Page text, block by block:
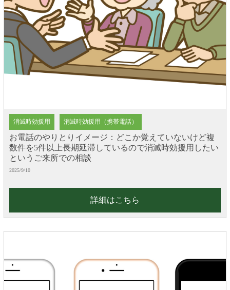
消滅時効援用 消滅時効援用（携帯電話）
お電話のやりとりイメージ：どこか覚えていないけど複
数件を5件以上長期延滞しているので消滅時効援用したい
というご来所での相談
2025/9/10
詳細はこちら